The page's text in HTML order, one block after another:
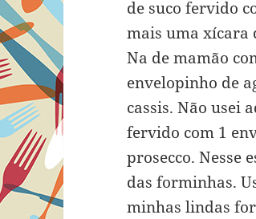
de suco fervido
mais uma xícara
Na de mamão
envelopinho de
cassis. Não usei
fervido com 1
prosecco. Nesse
das forminhas.
minhas lindas